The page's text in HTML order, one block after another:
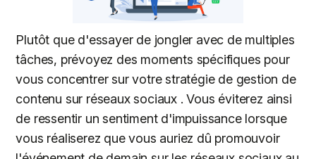
Plutôt que d'essayer de jongler avec de multiples
tâches, prévoyez des moments spécifiques pour
vous concentrer sur votre stratégie de gestion de
contenu sur réseaux sociaux . Vous éviterez ainsi
de ressentir un sentiment d'impuissance lorsque
vous réaliserez que vous auriez dû promouvoir